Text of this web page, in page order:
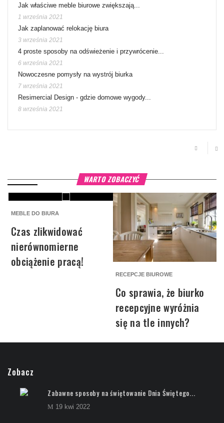
Jak właściwe meble biurowe zwiększają...
1 września 2021
Jak zaplanować relokację biura
3 września 2021
4 proste sposoby na odświeżenie i przywrócenie...
6 września 2021
Nowoczesne pomysły na wystrój biurka
7 września 2021
Resimercial Design - gdzie domowe wygody...
8 września 2021
WARTO ZOBACZYĆ
MEBLE DO BIURA
Czas zlikwidować
nierównomierne
obciążenie pracą!
RECEPCJE BIUROWE
Co sprawia, że biurko
recepcyjne wyróżnia
się na tle innych?
Zobacz
Zabawne sposoby na świętowanie Dnia Świętego...
19 kwi 2022